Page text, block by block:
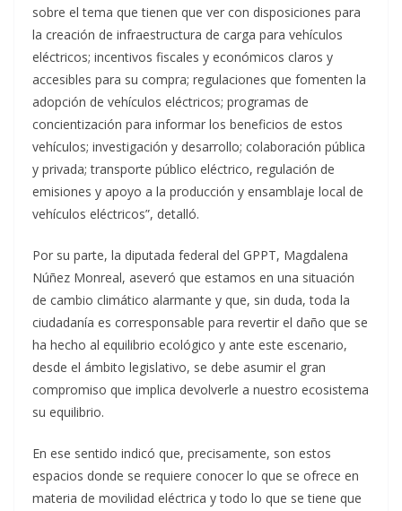
sobre el tema que tienen que ver con disposiciones para
la creación de infraestructura de carga para vehículos
eléctricos; incentivos fiscales y económicos claros y
accesibles para su compra; regulaciones que fomenten la
adopción de vehículos eléctricos; programas de
concientización para informar los beneficios de estos
vehículos; investigación y desarrollo; colaboración pública
y privada; transporte público eléctrico, regulación de
emisiones y apoyo a la producción y ensamblaje local de
vehículos eléctricos”, detalló.
Por su parte, la diputada federal del GPPT, Magdalena
Núñez Monreal, aseveró que estamos en una situación
de cambio climático alarmante y que, sin duda, toda la
ciudadanía es corresponsable para revertir el daño que se
ha hecho al equilibrio ecológico y ante este escenario,
desde el ámbito legislativo, se debe asumir el gran
compromiso que implica devolverle a nuestro ecosistema
su equilibrio.
En ese sentido indicó que, precisamente, son estos
espacios donde se requiere conocer lo que se ofrece en
materia de movilidad eléctrica y todo lo que se tiene que